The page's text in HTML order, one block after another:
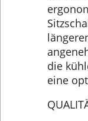
die
eine